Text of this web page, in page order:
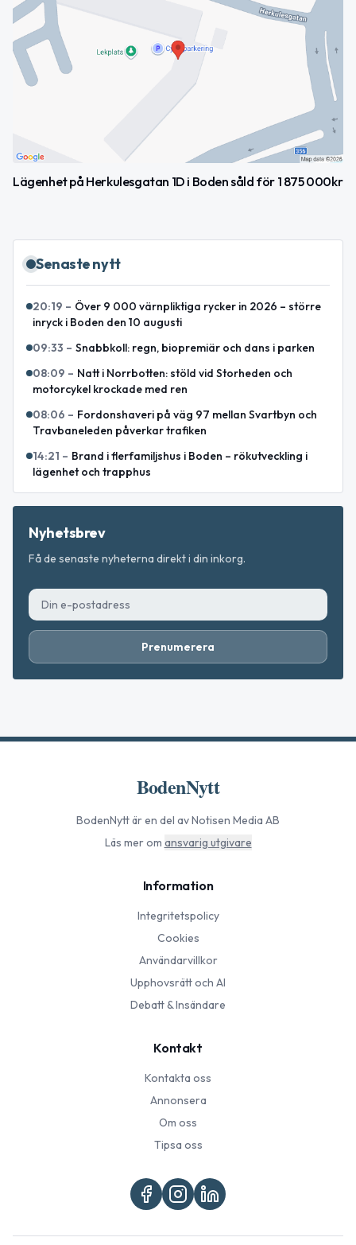
Lägenhet på Herkulesgatan 1D i Boden såld för 1 875 000kr
Senaste nytt
20:19 – Över 9 000 värnpliktiga rycker in 2026 – större
inryck i Boden den 10 augusti
09:33 – Snabbkoll: regn, biopremiär och dans i parken
08:09 – Natt i Norrbotten: stöld vid Storheden och
motorcykel krockade med ren
08:06 – Fordonshaveri på väg 97 mellan Svartbyn och
Travbaneleden påverkar trafiken
14:21 – Brand i flerfamiljshus i Boden – rökutveckling i
lägenhet och trapphus
Nyhetsbrev
Få de senaste nyheterna direkt i din inkorg.
Prenumerera
BodenNytt
BodenNyttär en del av Notisen Media AB
Läs mer om ansvarig utgivare
Information
Integritetspolicy
Cookies
Användarvillkor
Upphovsrätt och AI
Debatt & Insändare
Kontakt
Kontakta oss
Annonsera
Om oss
Tipsa oss